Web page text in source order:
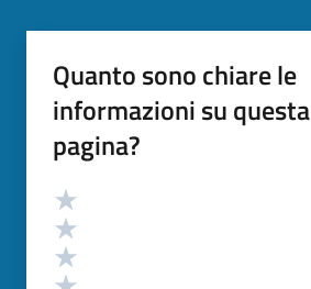
Quanto sono chiare le
informazioni su questa
pagina?
Valutazione